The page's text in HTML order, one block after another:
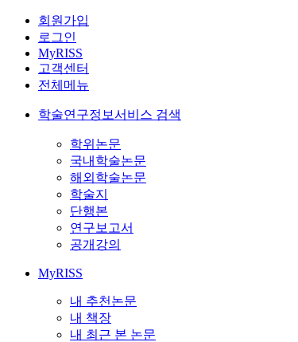
회원가입
로그인
MyRISS
고객센터
전체메뉴
학술연구정보서비스 검색
학위논문
국내학술논문
해외학술논문
학술지
단행본
연구보고서
공개강의
MyRISS
내 추천논문
내 책장
내 최근 본 논문